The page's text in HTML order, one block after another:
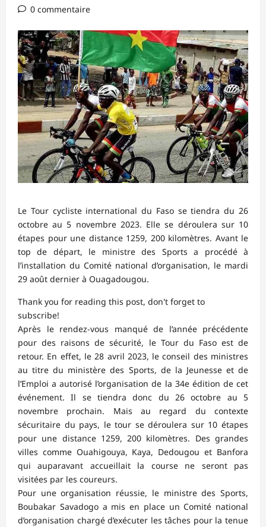
0 commentaire
Le Tour cycliste international du Faso se tiendra du 26
octobre au 5 novembre 2023. Elle se déroulera sur 10
étapes pour une distance 1259, 200 kilomètres. Avant le
top de départ, le ministre des Sports a procédé à
l’installation du Comité national d’organisation, le mardi
29 août dernier à Ouagadougou.
Thank you for reading this post, don't forget to
subscribe!
Après le rendez-vous manqué de l’année précédente
pour des raisons de sécurité, le Tour du Faso est de
retour. En effet, le 28 avril 2023, le conseil des ministres
au titre du ministère des Sports, de la Jeunesse et de
l’Emploi a autorisé l’organisation de la 34e édition de cet
événement. Il se tiendra donc du 26 octobre au 5
novembre prochain. Mais au regard du contexte
sécuritaire du pays, le tour se déroulera sur 10 étapes
pour une distance 1259, 200 kilomètres. Des grandes
villes comme Ouahigouya, Kaya, Dedougou et Banfora
qui auparavant accueillait la course ne seront pas
visitées par les coureurs.
Pour une organisation réussie, le ministre des Sports,
Boubakar Savadogo a mis en place un Comité national
d’organisation chargé d’exécuter les tâches pour la tenue